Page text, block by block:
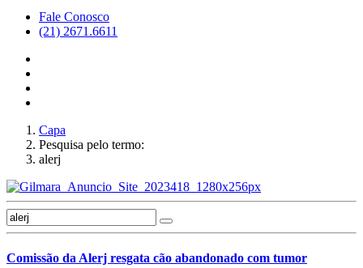
Fale Conosco
(21) 2671.6611
Capa
Pesquisa pelo termo:
alerj
Comissão da Alerj resgata cão abandonado com tumor